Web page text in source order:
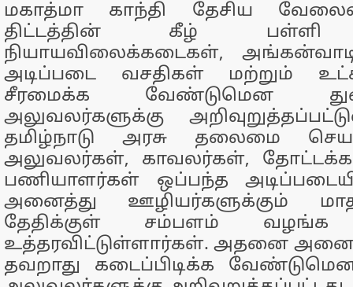
மகாத்மா காந்தி தேசிய
திட்டத்தின் கீழ் பள்ளி
நியாயவிலைக்கடைகள்,
அடிப்படை வசதிகள் மற்றும்
சீரமைக்க வேண்டுமென
அலுவலர்களுக்கு
தமிழ்நாடு அரசு தலைமை
அலுவலர்கள், காவலர்கள்,
பணியாளர்கள் ஒப்பந்த
அனைத்து ஊழியர்களுக்கும்
தேதிக்குள் சம்பளம் வழங்க
உத்தரவிட்டுள்ளார்கள். அதனை
தவறாது கடைப்பிடிக்க